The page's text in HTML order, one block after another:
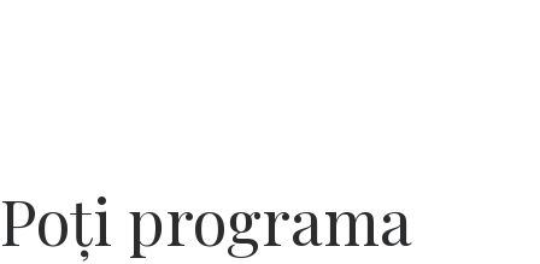
Poți programa